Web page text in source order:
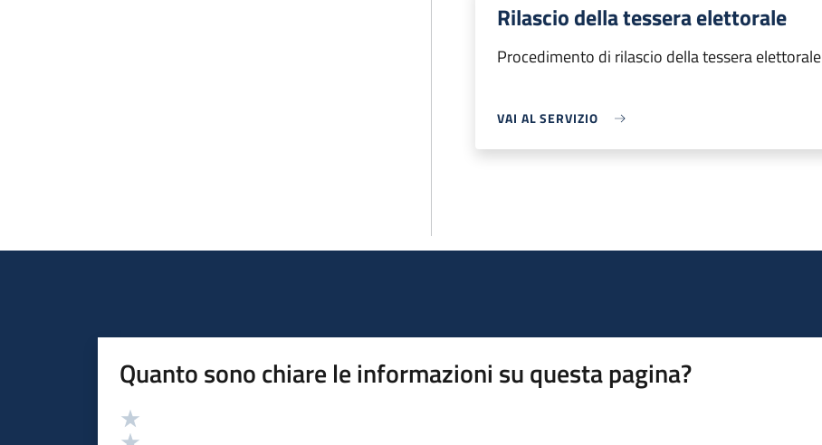
Rilascio della tessera elettorale
Procedimento di rilascio della tessera elettorale
VAI AL SERVIZIO
Quanto sono chiare le informazioni su questa pagina?
Valutazione